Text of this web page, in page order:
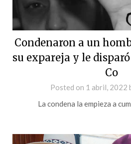
Condenaron a un
su expareja y le
Co
Posted on 1 abril, 2022
La condena la empieza a